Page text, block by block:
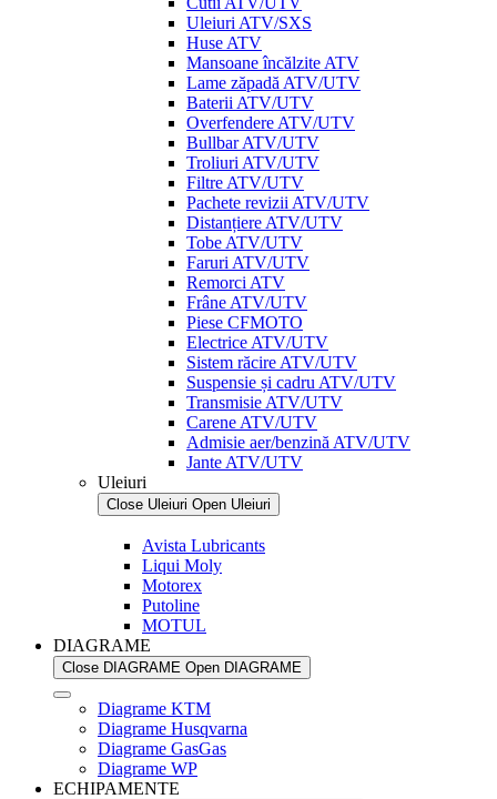
Uleiuri ATV/SXS
Huse ATV
Mansoane încălzite ATV
Lame zăpadă ATV/UTV
Baterii ATV/UTV
Overfendere ATV/UTV
Bullbar ATV/UTV
Troliuri ATV/UTV
Filtre ATV/UTV
Pachete revizii ATV/UTV
Distanțiere ATV/UTV
Tobe ATV/UTV
Faruri ATV/UTV
Remorci ATV
Frâne ATV/UTV
Piese CFMOTO
Electrice ATV/UTV
Sistem răcire ATV/UTV
Suspensie și cadru ATV/UTV
Transmisie ATV/UTV
Carene ATV/UTV
Admisie aer/benzină ATV/UTV
Jante ATV/UTV
Uleiuri
Close Uleiuri Open Uleiuri
Avista Lubricants
Liqui Moly
Motorex
Putoline
MOTUL
DIAGRAME
Close DIAGRAME Open DIAGRAME
Diagrame KTM
Diagrame Husqvarna
Diagrame GasGas
Diagrame WP
ECHIPAMENTE